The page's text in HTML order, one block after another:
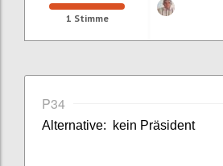
1 Stimme
P34
Alternative: kein Präsident